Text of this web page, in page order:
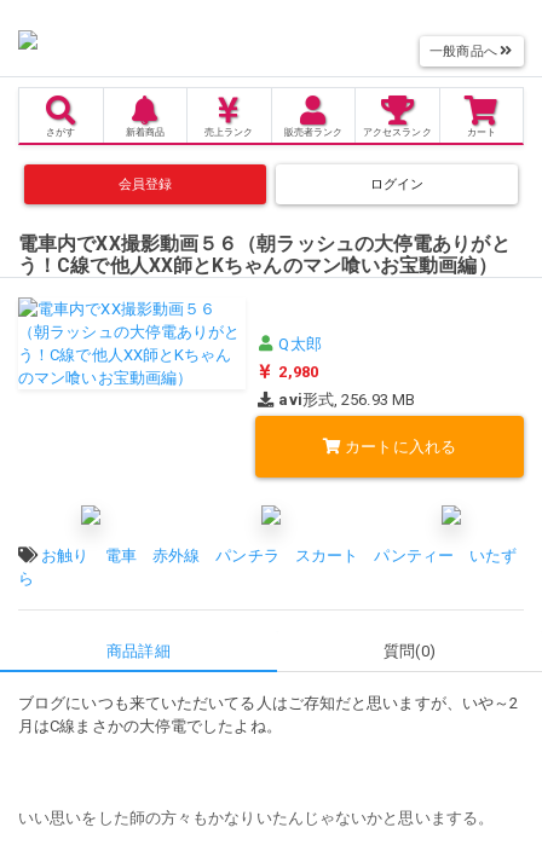
一般商品へ
さがす 新着商品 売上 ランク 販売者ランク アクセス ランク カート
会員登録 ログイン
電車内でXX撮影動画５６（朝ラッシュの大停電ありがと
う！C線で他人XX師とKちゃんのマン喰いお宝動画編）
Q太郎
2,980
avi形式, 256.93 MB
カートに入れる
タグ:
お触り 電車 赤外線 パンチラ スカート パンティー
いたず
ら
商品詳細 質問(0)
ブログにいつも来ていただいてる人はご存知だと思いますが、いや～2
月はC線まさかの大停電でしたよね。
いい思いをした師の方々もかなりいたんじゃないかと思いまする。